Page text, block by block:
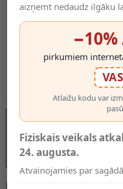
MODELIS:
aizņemt nedaudz ilgāku
−10%
pirkumiem
Atlaižu kodu var
Fiziskais veikals
24. augusta.
Atvainojamies par